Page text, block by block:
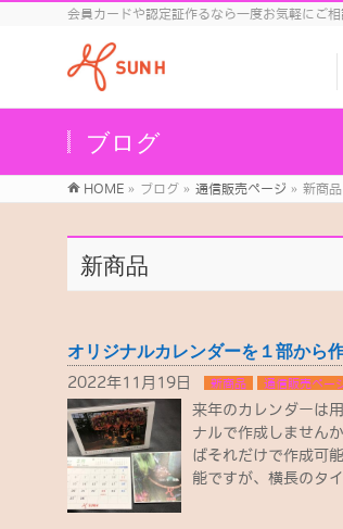
会員カードや認定証作るなら一度お気軽にご相
ブログ
HOME » ブログ » 通信販売ページ » 新商品
新商品
オリジナルカレンダーを１部から
2022年11月19日 新商品 通信販売ペー
来年のカレンダーは
ナルで作成しません
ばそれだけで作成可
能ですが、横長のタ